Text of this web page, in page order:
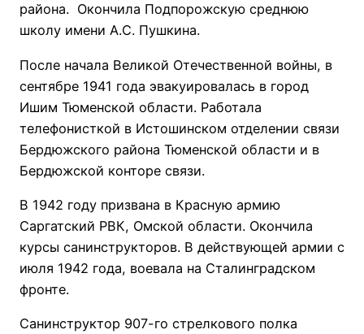
района. Окончила Подпорожскую среднюю
школу имени А.С. Пушкина.
После начала Великой Отечественной войны, в
сентябре 1941 года эвакуировалась в город
Ишим Тюменской области. Работала
телефонисткой в Истошинском отделении связи
Бердюжского района Тюменской области и в
Бердюжской конторе связи.
В 1942 году призвана в Красную армию
Саргатский РВК, Омской области. Окончила
курсы санинструкторов. В действующей армии с
июля 1942 года, воевала на Сталинградском
фронте.
Санинструктор 907-го стрелкового полка